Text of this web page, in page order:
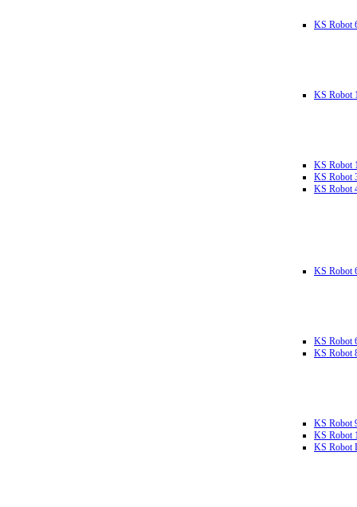
KS Robot
KS Robot
KS Robot
KS Robot
KS Robot
KS Robot
KS Robot
KS Robot
KS Robot
KS Robot
KS Robot